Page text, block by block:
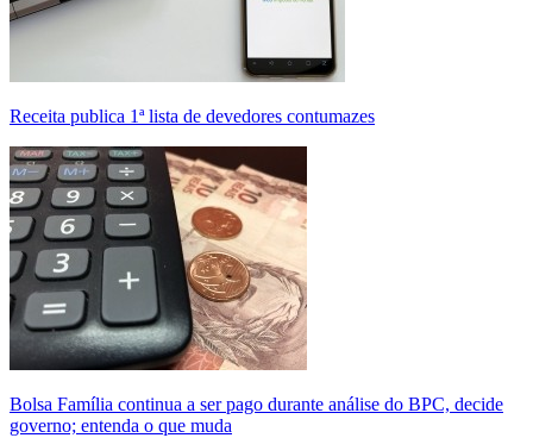
Receita publica 1ª lista de devedores contumazes
Bolsa Família continua a ser pago durante análise do BPC, decide
governo; entenda o que muda